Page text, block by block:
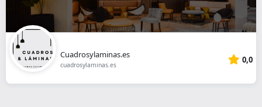
Cuadrosylaminas.es
cuadrosylaminas.es 0,0